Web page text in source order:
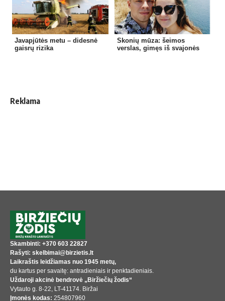
Javapjūtės metu – didesnė
gaisrų rizika
Skonių mūza: šeimos
verslas, gimęs iš svajonės
Reklama
Skambinti: +370 603 22827
Rašyti: skelbimai@birzietis.lt
Laikraštis leidžiamas nuo 1945 metų,
du kartus per savaitę: antradieniais ir penktadieniais.
Uždaroji akcinė bendrovė „Biržiečių žodis“
Vytauto g. 8-22, LT-41174. Biržai
Įmonės kodas: 254807960